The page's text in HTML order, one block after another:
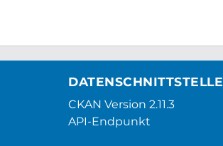
DATENSCHNITTSTELLE
CKAN Version 2.11.3
API-Endpunkt